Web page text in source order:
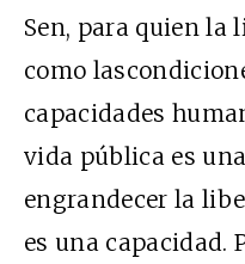
Sen, para quien la
como
capacidades
vida pública es
engrandecer la
es una capacidad.